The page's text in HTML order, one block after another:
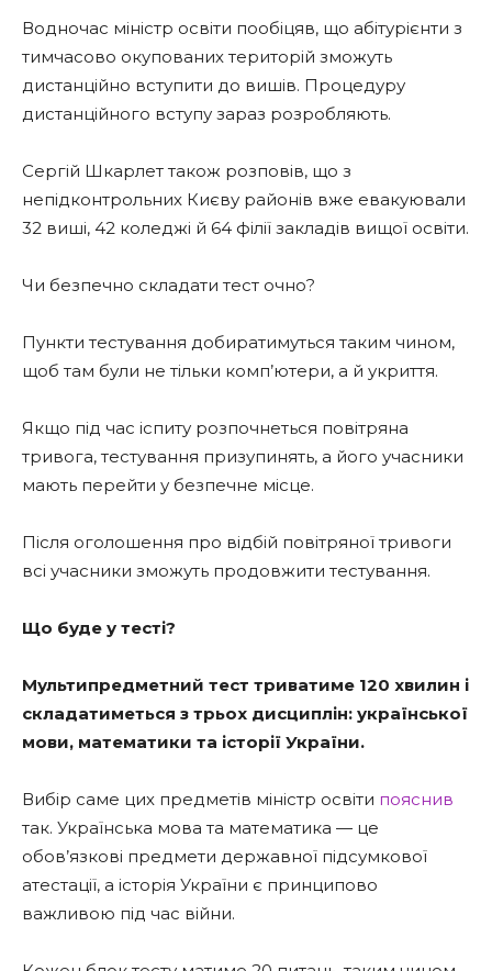
Водночас міністр освіти пообіцяв, що абітурієнти з
тимчасово окупованих територій зможуть
дистанційно вступити до вишів. Процедуру
дистанційного вступу зараз розробляють.
Сергій Шкарлет також розповів, що з
непідконтрольних Києву районів вже евакуювали
32 виші, 42 коледжі й 64 філії закладів вищої освіти.
Чи безпечно складати тест очно?
Пункти тестування добиратимуться таким чином,
щоб там були не тільки комп’ютери, а й укриття.
Якщо під час іспиту розпочнеться повітряна
тривога, тестування призупинять, а його учасники
мають перейти у безпечне місце.
Після оголошення про відбій повітряної тривоги
всі учасники зможуть продовжити тестування.
Що буде у тесті?
Мультипредметний тест триватиме 120 хвилин і
складатиметься з трьох дисциплін: української
мови, математики та історії України.
Вибір саме цих предметів міністр освіти пояснив
так. Українська мова та математика — це
обов’язкові предмети державної підсумкової
атестації, а історія України є принципово
важливою під час війни.